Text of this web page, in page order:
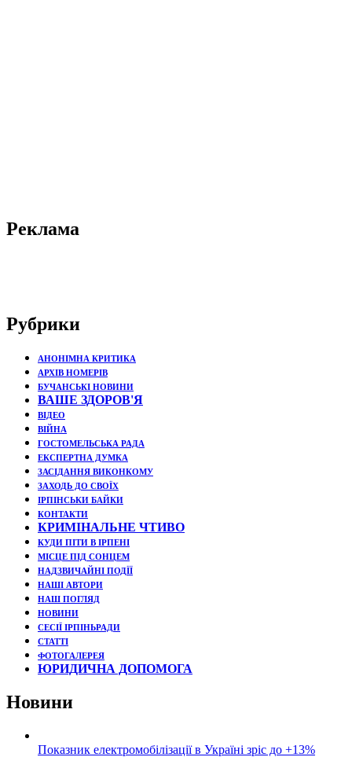
Реклама
Рубрики
АНОНІМНА КРИТИКА
АРХІВ НОМЕРІВ
БУЧАНСЬКІ НОВИНИ
ВАШЕ ЗДОРОВ'Я
ВІДЕО
ВІЙНА
ГОСТОМЕЛЬСЬКА РАДА
ЕКСПЕРТНА ДУМКА
ЗАСІДАННЯ ВИКОНКОМУ
ЗАХОДЬ ДО СВОЇХ
ІРПІНСЬКИ БАЙКИ
КОНТАКТИ
КРИМІНАЛЬНЕ ЧТИВО
КУДИ ПІТИ В ІРПЕНІ
МІСЦЕ ПІД СОНЦЕМ
НАДЗВИЧАЙНІ ПОДЇЇ
НАШІ АВТОРИ
НАШ ПОГЛЯД
НОВИНИ
СЕСІЇ ІРПІНЬРАДИ
СТАТТІ
ФОТОГАЛЕРЕЯ
ЮРИДИЧНА ДОПОМОГА
Новини
Показник електромобілізації в Україні зріс до +13%